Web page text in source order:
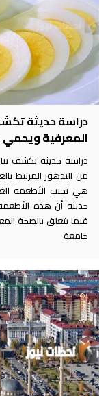
دراسة حديثة
المعرفية ويحمي
دراسة حديثة تكشف
من التدهور المرتبط
هي تجنب الأطعمة
حديثة أن هذه
فيما يتعلق بالصحة
جامعة